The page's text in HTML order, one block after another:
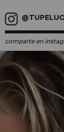
comparte en